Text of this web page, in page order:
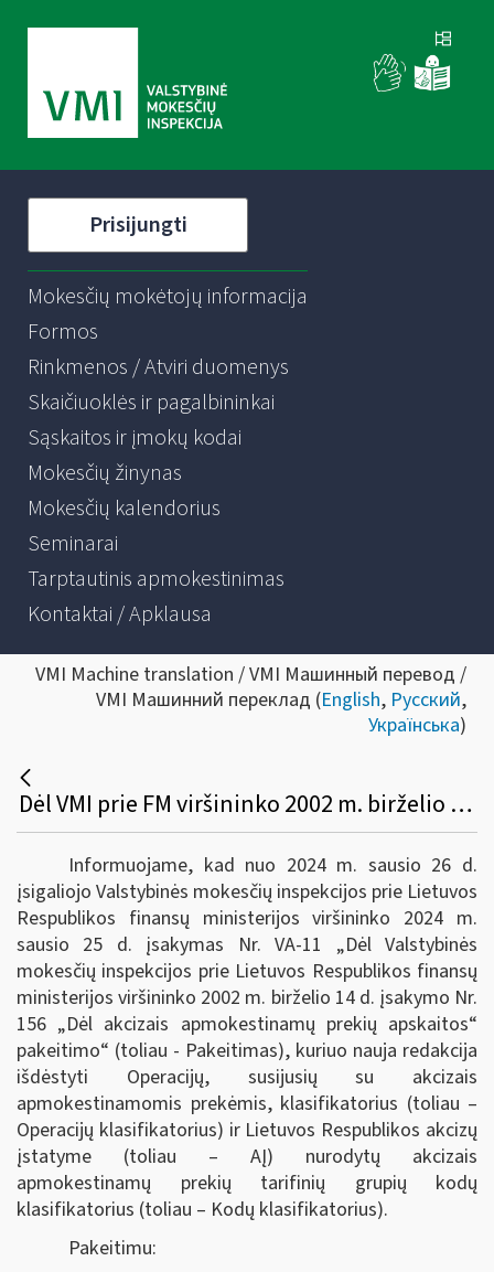
Prisijungti
Mokesčių mokėtojų informacija
Formos
Rinkmenos / Atviri duomenys
Skaičiuoklės ir pagalbininkai
Sąskaitos ir įmokų kodai
Mokesčių žinynas
Mokesčių kalendorius
Seminarai
Tarptautinis apmokestinimas
Kontaktai / Apklausa
VMI Machine translation / VMI Машинный перевод /
VMI Машинний переклад (English, Русский,
Українська)
Dėl VMI prie FM viršininko 2002 m. birželio 14 d. įsakymo Nr. 156 pakeitimo
Informuojame, kad nuo 2024 m. sausio 26 d.
įsigaliojo Valstybinės mokesčių inspekcijos prie Lietuvos
Respublikos finansų ministerijos viršininko 2024 m.
sausio 25 d. įsakymas Nr. VA-11 „Dėl Valstybinės
mokesčių inspekcijos prie Lietuvos Respublikos finansų
ministerijos viršininko 2002 m. birželio 14 d. įsakymo Nr.
156 „Dėl akcizais apmokestinamų prekių apskaitos“
pakeitimo“ (toliau - Pakeitimas), kuriuo nauja redakcija
išdėstyti Operacijų, susijusių su akcizais
apmokestinamomis prekėmis, klasifikatorius (toliau –
Operacijų klasifikatorius) ir Lietuvos Respublikos akcizų
įstatyme (toliau – AĮ) nurodytų akcizais
apmokestinamų prekių tarifinių grupių kodų
klasifikatorius (toliau – Kodų klasifikatorius).
Pakeitimu: